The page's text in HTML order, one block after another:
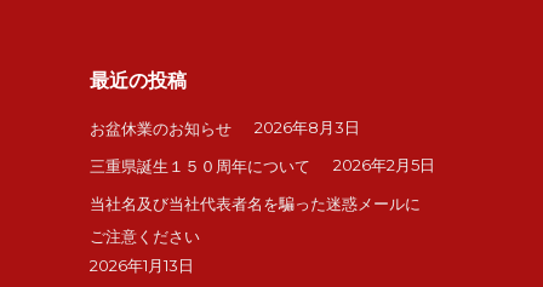
最近の投稿
お盆休業のお知らせ
2026年8月3日
三重県誕生１５０周年について
2026年2月5日
当社名及び当社代表者名を騙った迷惑メールに
ご注意ください
2026年1月13日